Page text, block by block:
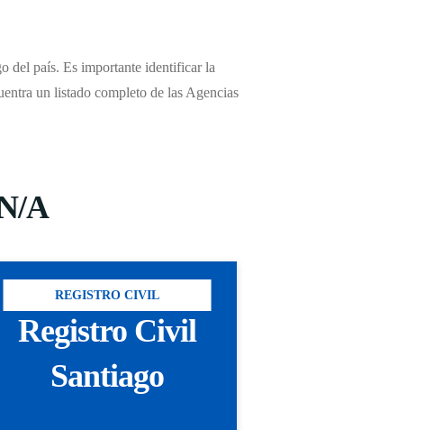
del país. Es importante identificar la
un listado completo de las Agencias
A
REGISTRO CIVIL
Registro Civil
Santiago